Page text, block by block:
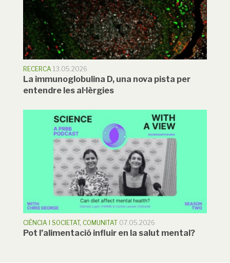
RECERCA 13.05.2026
La immunoglobulina D, una nova pista per
entendre les al·lèrgies
CIÈNCIA I SOCIETAT, COMUNITAT 07.05.2026
Pot l’alimentació influir en la salut mental?